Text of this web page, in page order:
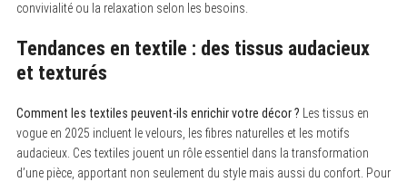
convivialité ou la relaxation selon les besoins.
Tendances en textile : des tissus audacieux
et texturés
Comment les textiles peuvent-ils enrichir votre décor ? Les tissus en
vogue en 2025 incluent le velours, les fibres naturelles et les motifs
audacieux. Ces textiles jouent un rôle essentiel dans la transformation
d’une pièce, apportant non seulement du style mais aussi du confort. Pour